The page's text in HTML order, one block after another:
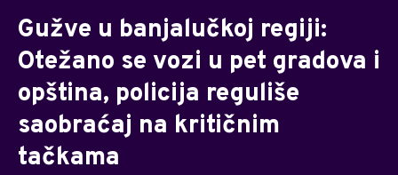
Gužve u banjalučkoj regiji:
Otežano se vozi u pet gradova i
opština, policija reguliše
saobraćaj na kritičnim
tačkama